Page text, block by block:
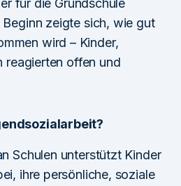
für die Grundschule
zeigte sich, wie gut
wird – Kinder,
reagierten offen und
Schulen unterstützt Kinder
ihre persönliche, soziale